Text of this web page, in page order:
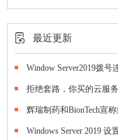
最近更新
Window Server2019拨
拒绝套路，你买的云服
辉瑞制药和BionTech宣
Windows Server 2019 设